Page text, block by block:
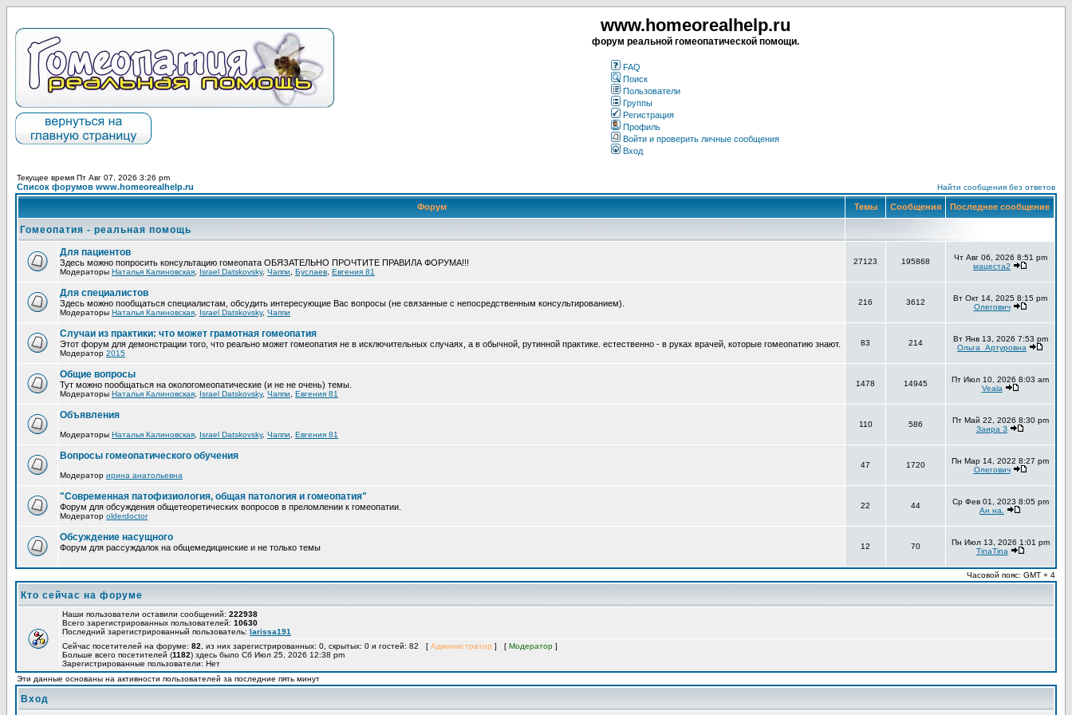
www.homeorealhelp.ru
форум реальной гомеопатической помощи.
FAQ
Поиск
Пользователи
Группы
Регистрация
Профиль
Войти и проверить личные сообщения
Вход
Текущее время Пт Авг 07, 2026 3:26 pm
Список форумов www.homeorealhelp.ru Найти сообщения без ответов
Форум Темы Сообщения Последнее сообщение
Гомеопатия - реальная помощь
Для пациентов
Здесь можно попросить консультацию гомеопата ОБЯЗАТЕЛЬНО ПРОЧТИТЕ ПРАВИЛА ФОРУМА!!!
Модераторы Наталья Калиновская Israel Datskovsky, Чаппи Буслаев Евгения 81
27123 195868
Чт Авг 06, 2026 8:51 pm
мацеста2
Для специалистов
Здесь можно пообщаться специалистам, обсудить интересующие Вас вопросы (не связанные с непосредственным консультированием).
Модераторы Наталья Калиновская Israel Datskovsky, Чаппи
216 3612
Вт Окт 14, 2025 8:15 pm
Олегович
Случаи из практики: что может грамотная гомеопатия
Этот форум для демонстрации того, что реально может гомеопатия не в исключительных случаях, а в обычной, рутинной практике. естественно - в руках врачей, которые гомеопатию знают.
Модератор 2015
83 214
Вт Янв 13, 2026 7:53 pm
Ольга_Артуровна
Общие вопросы
Тут можно пообщаться на окологомеопатические (и не не очень) темы.
Модераторы Наталья Калиновская Israel Datskovsky, Чаппи Евгения 81
1478 14945
Пт Июл 10, 2026 8:03 am
Veala
Объявления
Модераторы Наталья Калиновская Israel Datskovsky, Чаппи Евгения 81
110 586
Пт Май 22, 2026 8:30 pm
Заира З
Вопросы гомеопатического обучения
Модератор ирина анатольевна
47 1720
Пн Мар 14, 2022 8:27 pm
Олегович
"Современная патофизиология, общая патология и гомеопатия"
Форум для обсуждения общетеоретических вопросов в преломлении к гомеопатии.
Модератор olderdoctor
22 44
Ср Фев 01, 2023 8:05 pm
Ан на.
Обсуждение насущного
Форум для рассуждалок на общемедицинские и не только темы 12 70
Пн Июл 13, 2026 1:01 pm
TinaTina
Часовой пояс: GMT + 4
Кто сейчас на форуме
Наши пользователи оставили сообщений: 222938
Всего зарегистрированных пользователей: 10630
Последний зарегистрированный пользователь: larissa191
Сейчас посетителей на форуме: 82 , из них зарегистрированных: 0, скрытых: 0 и гостей: 82 [ Администратор ] [ Модератор ]
Больше всего посетителей (1182) здесь было Сб Июл 25, 2026 12:38 pm
Зарегистрированные пользователи: Нет
Эти данные основаны на активности пользователей за последние пять минут
Вход